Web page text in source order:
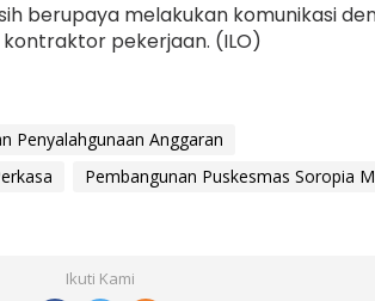
berupaya melakukan komunikasi
kontraktor pekerjaan. (ILO)
Penyalahgunaan Anggaran
Pembangunan Puskesmas Soropia
Ikuti Kami
Bupati Ikbar